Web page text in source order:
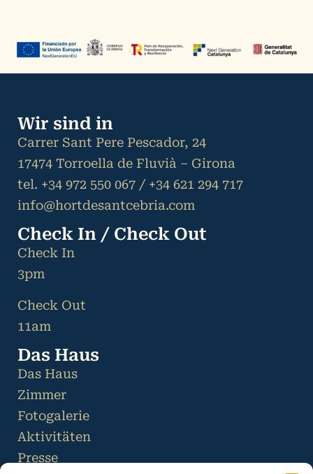
Wir sind in
Carrer Sant Pere Pescador, 24
17474 Torroella de Fluvià – Girona
tel. +34 972 550 067 / +34 621 294 717
info@hortdesantcebria.com
Check In / Check Out
Check In
3pm
Check Out
11am
Das Haus
Das Haus
Zimmer
Fotogalerie
Aktivitäten
Presse